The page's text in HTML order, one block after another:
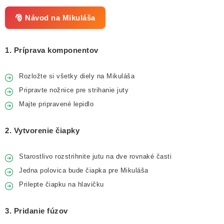
🎅 Návod na Mikuláša
1. Príprava komponentov
Rozložte si všetky diely na Mikuláša
Pripravte nožnice pre strihanie juty
Majte pripravené lepidlo
2. Vytvorenie čiapky
Starostlivo rozstrihnite jutu na dve rovnaké časti
Jedna polovica bude čiapka pre Mikuláša
Prilepte čiapku na hlavičku
3. Pridanie fúzov